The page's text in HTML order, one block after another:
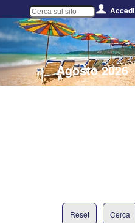
Accedi
Agosto 2026
Cerca
Reset